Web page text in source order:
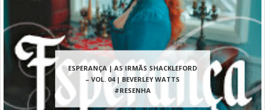
ESPERANÇA | AS IRMÃS SHACKLEFORD
– VOL. 04 | BEVERLEY WATTS
#RESENHA